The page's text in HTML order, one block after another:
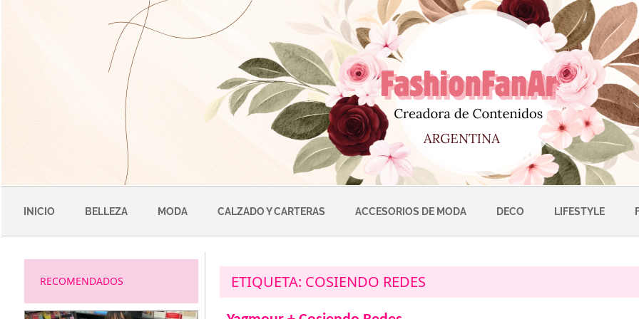
INICIO BELLEZA MODA CALZADO Y CARTERAS ACCESORIOS DE MODA DECO LIFESTYLE
ETIQUETA: COSIENDO REDES
RECOMENDADOS